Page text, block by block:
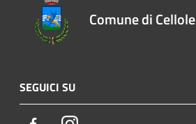
Comune di Cellole
SEGUICI SU